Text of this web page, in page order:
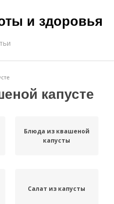
и здоровья
капусте
Блюда из квашеной
капусты
Салат из капусты